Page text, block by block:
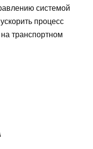
системой
процесс
транспортном